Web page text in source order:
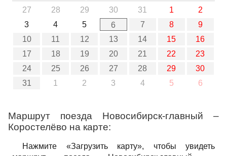
27
28 29 30 31 1
2
3
4 5 6 7 8
9
10
11 12 13 14 15
16
17
18 19 20 21 22
23
24
25 26 27 28 29
30
31
1 2 3 4 5 6
Маршрут поезда Новосибирск-главный –
Коростелёво на карте:
Нажмите «Загрузить карту», чтобы увидеть